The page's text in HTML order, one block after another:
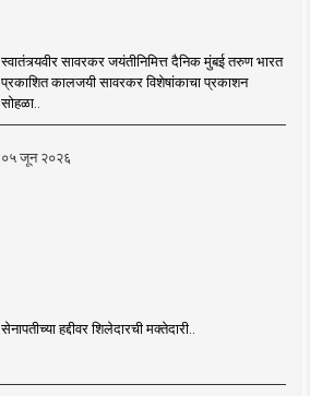
स्वातंत्र्यवीर सावरकर जयंतीनिमित्त दैनिक मुंबई तरुण भारत
प्रकाशित कालजयी सावरकर विशेषांकाचा प्रकाशन
सोहळा..
०५ जून २०२६
सेनापतीच्या हद्दीवर शिलेदारची मक्तेदारी..